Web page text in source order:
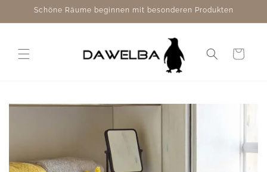
zum
Inhalt
Schöne Räume beginnen mit besonderen Produkten
Warenkorb